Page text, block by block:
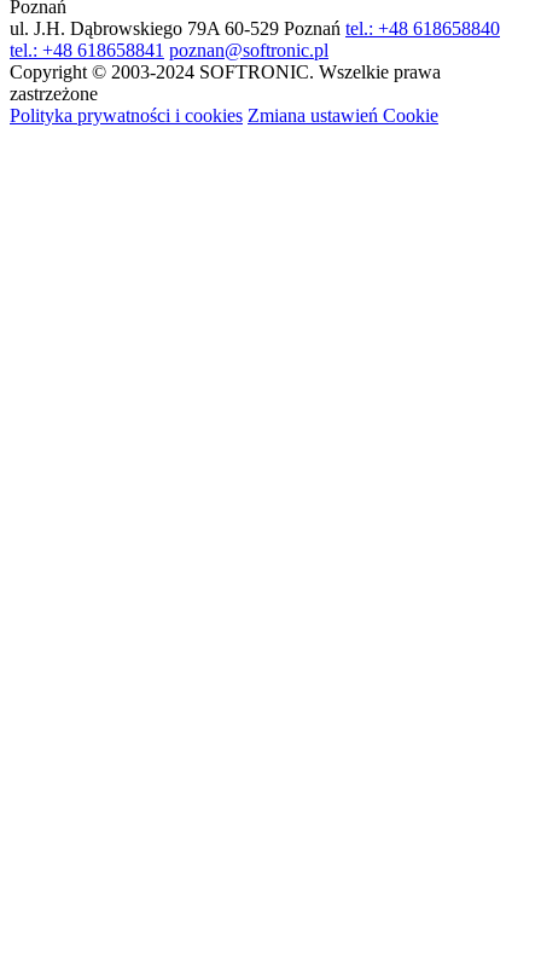
Poznań
ul. J.H. Dąbrowskiego 79A 60-529 Poznań tel.: +48 618658840
tel.: +48 618658841 poznan@softronic.pl
Copyright © 2003-2024 SOFTRONIC. Wszelkie prawa
zastrzeżone
Polityka prywatności i cookies Zmiana ustawień Cookie